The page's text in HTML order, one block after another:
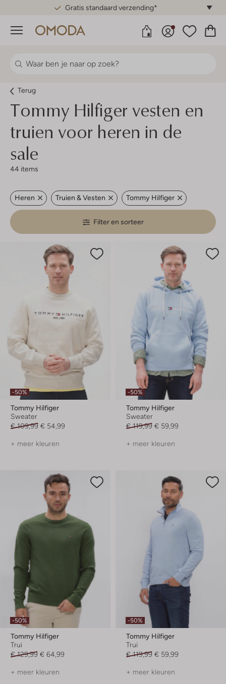
Gratis standaard verzending*
Menu
Terug
Tommy Hilfiger vesten en
truien voor heren in de
sale
44 items
Heren Truien & Vesten Tommy Hilfiger
Filter en sorteer
-50%
Tommy Hilfiger
Sweater
€ 109,99 € 54,99
+ meer kleuren
-50%
Tommy Hilfiger
Sweater
€ 119,99 € 59,99
+ meer kleuren
-50%
Tommy Hilfiger
Trui
€ 129,99 € 64,99
+ meer kleuren
-50%
Tommy Hilfiger
Trui
€ 119,99 € 59,99
+ meer kleuren